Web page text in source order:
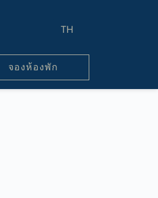
TH
จองห้องพัก